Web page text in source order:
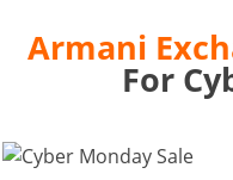
Armani
For